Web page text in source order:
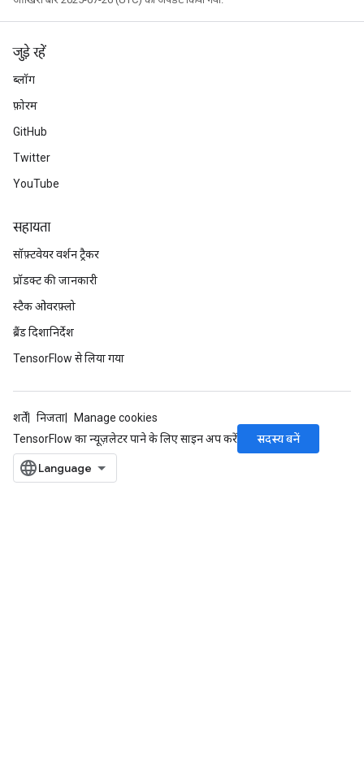
जुड़े रहें
ब्लॉग
फ़ोरम
GitHub
Twitter
YouTube
सहायता
सॉफ़्टवेयर वर्शन ट्रैकर
प्रॉडक्ट की जानकारी
स्टैक ओवरफ़्लो
ब्रैंड दिशानिर्देश
TensorFlow से लिया गया
शर्तें निजता
Manage cookies
TensorFlow का न्यूज़लेटर पाने के लिए साइन अप करें
सदस्य बनें